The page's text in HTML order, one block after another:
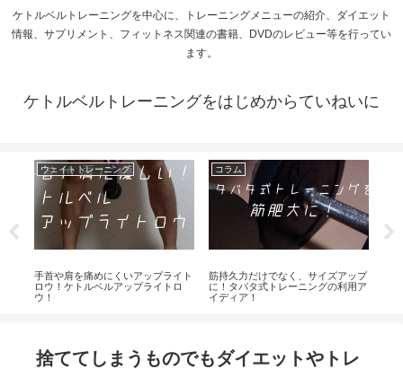
ケトルベルトレーニングを中心に、トレーニングメニューの紹介、ダイエット
情報、サプリメント、フィットネス関連の書籍、DVDのレビュー等を行ってい
ます。
ケトルベルトレーニングをはじめからていねいに
ウェイトトレーニング
手首や肩を痛めにくいアップライト
ロウ！ケトルベルアップライトロ
ウ！
コラム
筋持久力だけでなく、サイズアップ
に！タバタ式トレーニングの利用ア
イディア！
捨ててしまうものでもダイエットやトレ